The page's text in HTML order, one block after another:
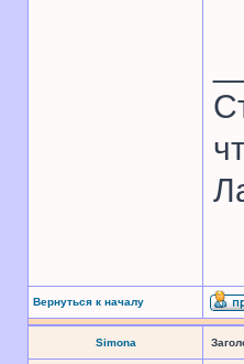
Вернуться к началу
Simona